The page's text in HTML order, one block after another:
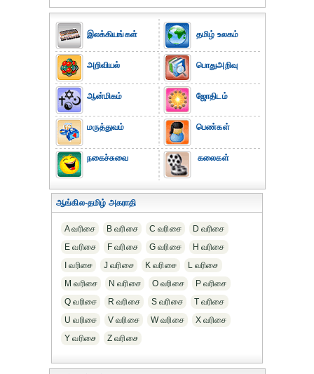
இலக்கியங்கள்
அறிவியல்
ஆன்மிகம்
மருத்துவம்
நகைச்சுவை
தமிழ் உலகம்
பொதுஅறிவு
ஜோதிடம்
பெண்கள்
கலைகள்
ஆங்கில-தமிழ் அகராதி
A வரிசை B வரிசை C வரிசை
D வரிசை
E வரிசை
F வரிசை G வரிசை
H வரிசை
I வரிசை
J வரிசை K வரிசை
L வரிசை
M வரிசை
N வரிசை O வரிசை
P வரிசை
Q வரிசை
R வரிசை S வரிசை
T வரிசை
U வரிசை
V வரிசை W வரிசை
X வரிசை
Y வரிசை
Z வரிசை